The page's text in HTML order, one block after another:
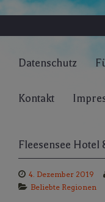
Datenschutz
Kontakt
Fleesensee Hotel
4. Dezember 2019
Beliebte Regionen